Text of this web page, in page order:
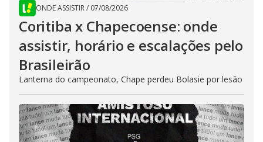
ONDE ASSISTIR/ 07/08/2026
Coritiba x Chapecoense: onde
assistir, horário e escalações pelo
Brasileirão
Lanterna do campeonato, Chape perdeu Bolasie por lesão